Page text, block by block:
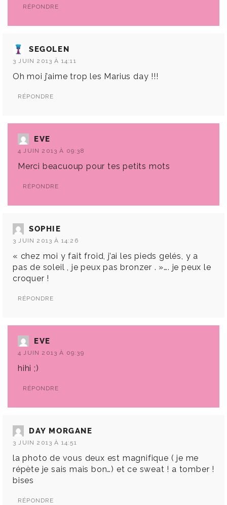
RÉPONDRE
SEGOLEN
3 JUIN 2013 À 14:11
Oh moi j’aime trop les Marius day !!!
RÉPONDRE
EVE
4 JUIN 2013 À 09:38
Merci beacuoup pour tes petits mots
RÉPONDRE
SOPHIE
3 JUIN 2013 À 14:26
« chez moi y fait froid, j’ai les pieds gelés, y a
pas de soleil , je peux pas bronzer . »…. je peux le
croquer !
RÉPONDRE
EVE
4 JUIN 2013 À 09:39
hihi ;)
RÉPONDRE
DAY MORGANE
3 JUIN 2013 À 14:51
la photo de vous deux est magnifique ( je me
répète je sais mais bon…) et ce sweat ! a tomber !
bises
RÉPONDRE